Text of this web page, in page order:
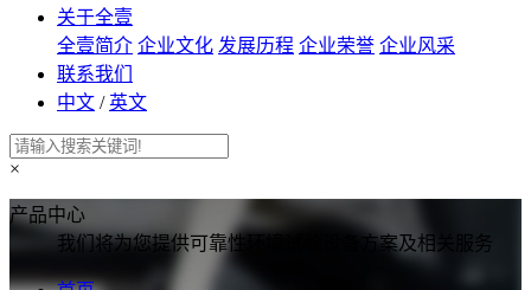
关于全壹
全壹简介 企业文化 发展历程 企业荣誉 企业风采
联系我们
中文 / 英文
×
产品中心
我们将为您提供可靠性环境试验设备方案及相关服务